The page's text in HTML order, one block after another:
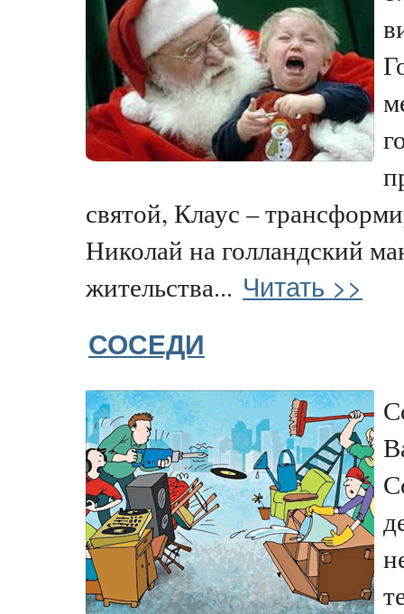
святой, Клаус –
Николай на голландский
жительства... Читать >>
СОСЕДИ